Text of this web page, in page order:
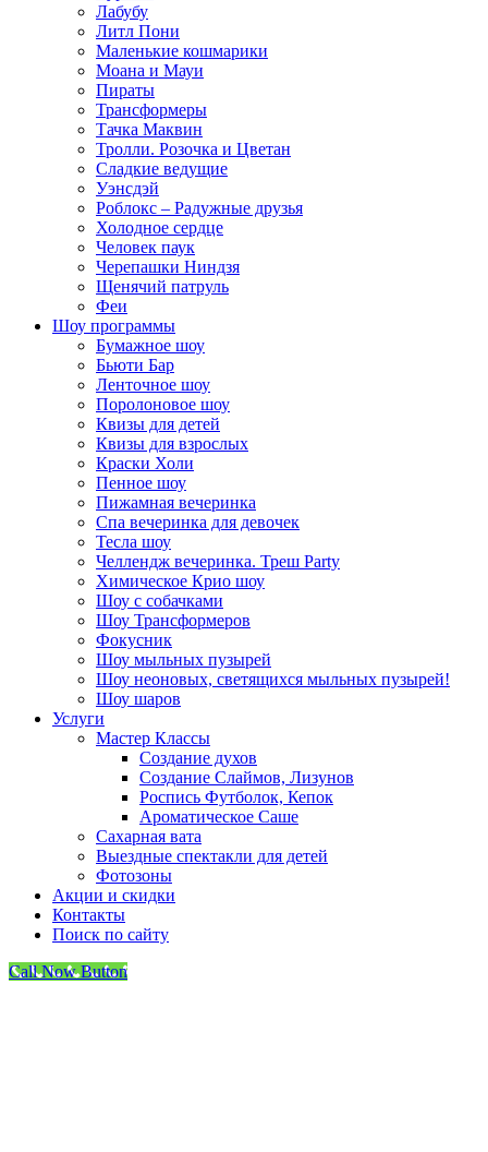
Лабубу
Литл Пони
Маленькие кошмарики
Моана и Мауи
Пираты
Трансформеры
Тачка Маквин
Тролли. Розочка и Цветан
Сладкие ведущие
Уэнсдэй
Роблокс – Радужные друзья
Холодное сердце
Человек паук
Черепашки Ниндзя
Щенячий патруль
Феи
Шоу программы
Бумажное шоу
Бьюти Бар
Ленточное шоу
Поролоновое шоу
Квизы для детей
Квизы для взрослых
Краски Холи
Пенное шоу
Пижамная вечеринка
Спа вечеринка для девочек
Тесла шоу
Челлендж вечеринка. Треш Party
Химическое Крио шоу
Шоу с собачками
Шоу Трансформеров
Фокусник
Шоу мыльных пузырей
Шоу неоновых, светящихся мыльных пузырей!
Шоу шаров
Услуги
Мастер Классы
Создание духов
Создание Слаймов, Лизунов
Роспись Футболок, Кепок
Ароматическое Саше
Сахарная вата
Выездные спектакли для детей
Фотозоны
Акции и скидки
Контакты
Поиск по сайту
Call Now Button